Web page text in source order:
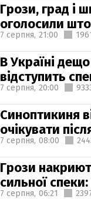
Грози, град і
оголосили
7 серпня, 21:00
В Україні
відступить
7 серпня, 20:00
Синоптикиня
очікувати
7 серпня, 08:00
Грози
сильної
7 серпня, 06:21